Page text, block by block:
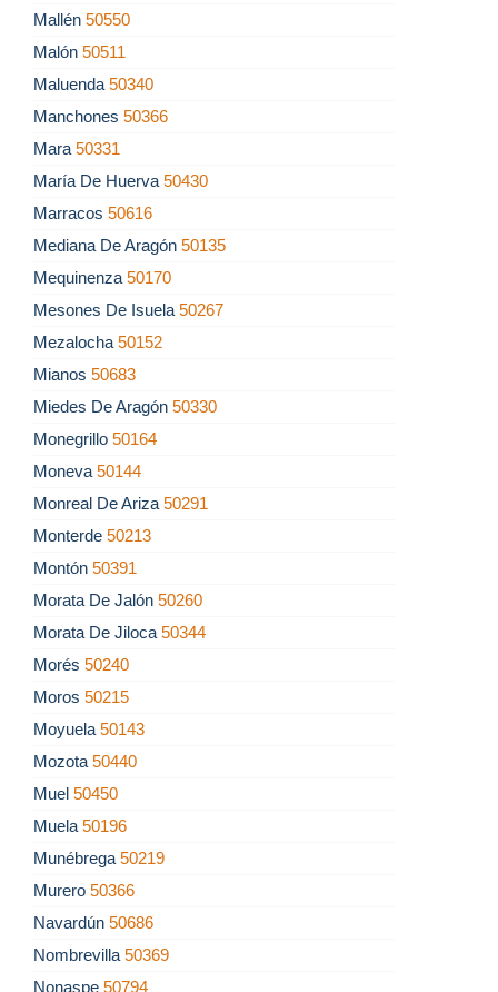
Mallén 50550
Malón 50511
Maluenda 50340
Manchones 50366
Mara 50331
María De Huerva 50430
Marracos 50616
Mediana De Aragón 50135
Mequinenza 50170
Mesones De Isuela 50267
Mezalocha 50152
Mianos 50683
Miedes De Aragón 50330
Monegrillo 50164
Moneva 50144
Monreal De Ariza 50291
Monterde 50213
Montón 50391
Morata De Jalón 50260
Morata De Jiloca 50344
Morés 50240
Moros 50215
Moyuela 50143
Mozota 50440
Muel 50450
Muela 50196
Munébrega 50219
Murero 50366
Navardún 50686
Nombrevilla 50369
Nonaspe 50794